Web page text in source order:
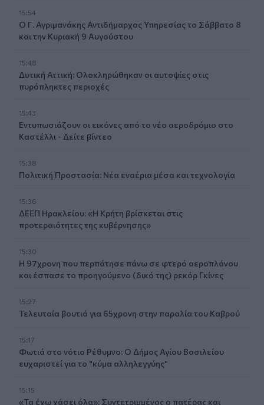
15:54
Ο Γ. Αγριμανάκης Αντιδήμαρχος Υπηρεσίας το Σάββατο 8
και την Κυριακή 9 Αυγούστου
15:48
Δυτική Αττική: Ολοκληρώθηκαν οι αυτοψίες στις
πυρόπληκτες περιοχές
15:43
Εντυπωσιάζουν οι εικόνες από το νέο αεροδρόμιο στο
Καστέλλι - Δείτε βίντεο
15:38
Πολιτική Προστασία: Νέα εναέρια μέσα και τεχνολογία
15:36
ΔΕΕΠ Ηρακλείου: «Η Κρήτη βρίσκεται στις
προτεραιότητες της κυβέρνησης»
15:30
Η 97χρονη που περπάτησε πάνω σε φτερό αεροπλάνου
και έσπασε το προηγούμενο (δικό της) ρεκόρ Γκίνες
15:27
Τελευταία βουτιά για 65χρονη στην παραλία του Καβρού
15:17
Φωτιά στο νότιο Ρέθυμνο: Ο Δήμος Αγίου Βασιλείου
ευχαριστεί για το "κύμα αλληλεγγύης"
15:15
«Τα έχω χάσει όλα»: Συντετριμμένος ο πατέρας και